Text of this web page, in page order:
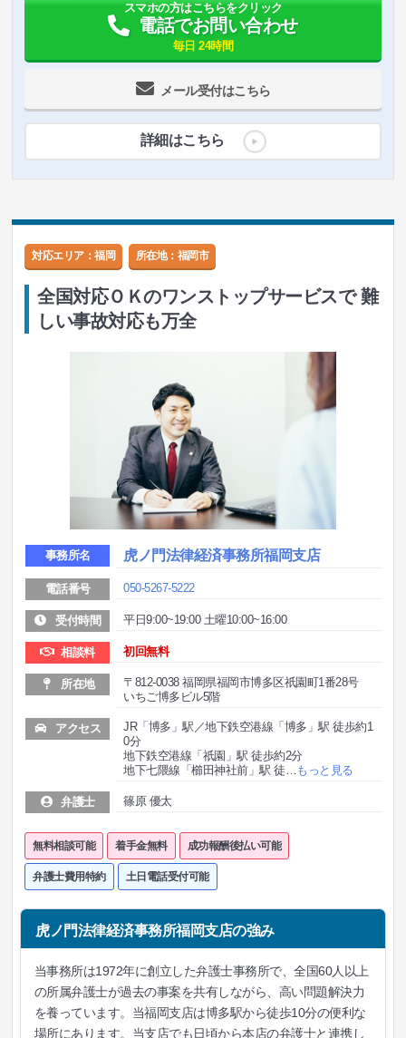
メール受付はこちら
スマホの方はこちらをクリック
電話でお問い合わせ
毎日 24時間
詳細はこちら
対応エリア：福岡 所在地： 福岡市
全国対応ＯＫのワンストップサービスで 難
しい事故対応も万全
事務所名 虎ノ門法律経済事務所福岡支店
電話番号 050-5267-5222
受付時間 平日9:00~19:00 土曜10:00~16:00
相談料 初回無料
所在地
〒812-0038 福岡県福岡市博多区祇園町1番28号
いちご博多ビル5階
アクセス
JR「博多」駅／地下鉄空港線「博多」駅 徒歩約1
0分
地下鉄空港線「祇園」駅 徒歩約2分
地下七隈線「櫛田神社前」駅 徒
もっと見る
弁護士 篠原 優太
無料相談可能 着手金無料 成功報酬後払い可能
弁護士費用特約 土日電話受付可能
虎ノ門法律経済事務所福岡支店の強み
当事務所は1972年に創立した弁護士事務所で、全国60人以上
の所属弁護士が過去の事案を共有しながら、高い問題解決力
を養っています。当福岡支店は博多駅から徒歩10分の便利な
場所にあります。当支店でも日頃から本店の弁護士と連携し